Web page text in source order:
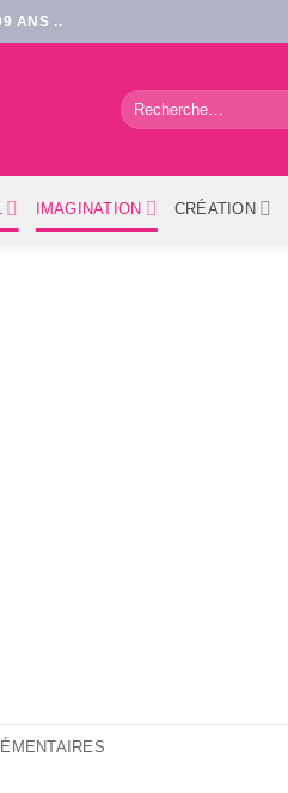
ANS ..
Recherche
pour :
IMAGINATION CRÉATION